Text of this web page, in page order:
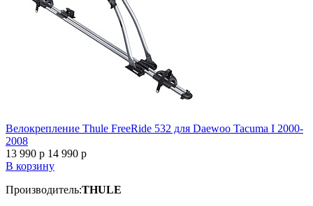
Велокрепление Thule FreeRide 532 для Daewoo Tacuma I 2000-
2008
13 990 p 14 990 p
В корзину
Производитель:THULE